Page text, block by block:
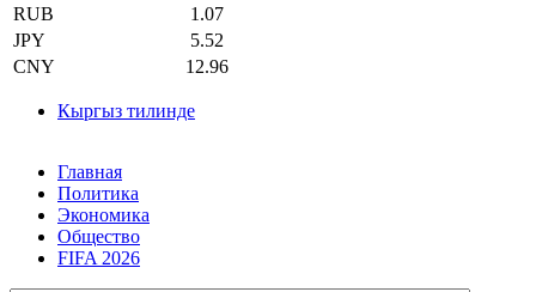
RUB
1.07
JPY
5.52
CNY
12.96
Кыргыз тилинде
Главная
Политика
Экономика
Общество
FIFA 2026